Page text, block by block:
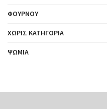
ΦΟΎΡΝΟΥ
ΧΩΡΊΣ ΚΑΤΗΓΟΡΊΑ
ΨΩΜΙΆ